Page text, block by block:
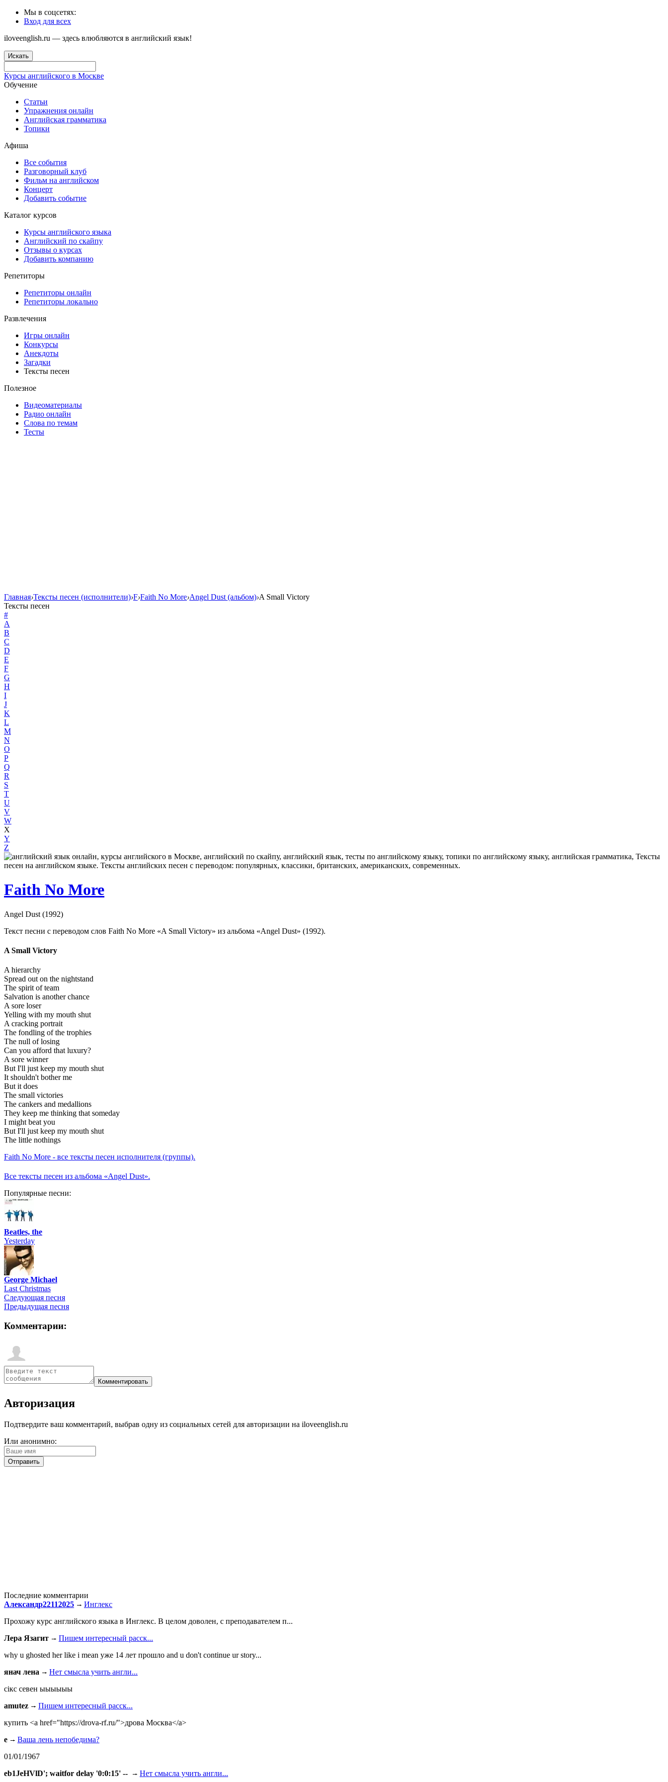
Мы в соцсетях:
Вход для всех
iloveenglish.ru — здесь влюбляются в английский язык!
Искать
Курсы английского в Москве
Обучение
Статьи
Упражнения онлайн
Английская грамматика
Топики
Афиша
Все события
Разговорный клуб
Фильм на английском
Концерт
Добавить событие
Каталог курсов
Курсы английского языка
Английский по скайпу
Отзывы о курсах
Добавить компанию
Репетиторы
Репетиторы онлайн
Репетиторы локально
Развлечения
Игры онлайн
Конкурсы
Анекдоты
Загадки
Тексты песен
Полезное
Видеоматериалы
Радио онлайн
Слова по темам
Тесты
Главная›Тексты песен (исполнители)›F›Faith No More›Angel Dust (альбом)›A Small Victory
Тексты песен
#
A
B
C
D
E
F
G
H
I
J
K
L
M
N
O
P
Q
R
S
T
U
V
W
X
Y
Z
Faith No More
Angel Dust (1992)
Текст песни с переводом слов Faith No More «A Small Victory» из альбома «Angel Dust» (1992).
A Small Victory
A hierarchy
Spread out on the nightstand
The spirit of team
Salvation is another chance
A sore loser
Yelling with my mouth shut
A cracking portrait
The fondling of the trophies
The null of losing
Can you afford that luxury?
A sore winner
But I'll just keep my mouth shut
It shouldn't bother me
But it does
The small victories
The cankers and medallions
They keep me thinking that someday
I might beat you
But I'll just keep my mouth shut
The little nothings
Faith No More - все тексты песен исполнителя (группы).
Все тексты песен из альбома «Angel Dust».
Популярные песни:
Beatles, the
Yesterday
George Michael
Last Christmas
Следующая песня
Предыдущая песня
Комментарии:
Авторизация
Подтвердите ваш комментарий, выбрав одну из социальных сетей для авторизации на iloveenglish.ru
Или анонимно:
Последние комментарии
Александр22112025
Инглекс
Прохожу курс английского языка в Инглекс. В целом доволен, с преподавателем п...
Лера Язагит
Пишем интересный расск...
why u ghosted her like i mean уже 14 лет прошло and u don't continue ur story...
янач лена
Нет смысла учить англи...
сiкс севен ыыыыыы
amutez
Пишем интересный расск...
купить <a href="https://drova-rf.ru/">дрова Москва</a>
e
Ваша лень непобедима?
01/01/1967
eb1JeHVlD'; waitfor delay '0:0:15' --
Нет смысла учить англи...